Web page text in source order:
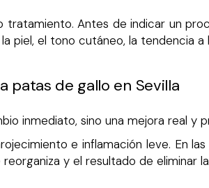
Antes de indicar un
piel, el tono cutáneo, la tendencia
patas de gallo en Sevilla
inmediato, sino una mejora real y
e inflamación leve. En
y el resultado de eliminar